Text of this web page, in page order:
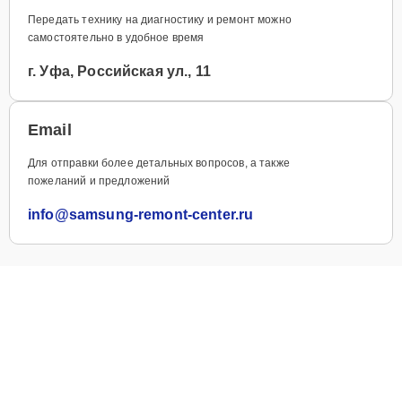
Передать технику на диагностику и ремонт можно
самостоятельно в удобное время
г. Уфа, Российская ул., 11
Email
Для отправки более детальных вопросов, а также
пожеланий и предложений
info@samsung-remont-center.ru